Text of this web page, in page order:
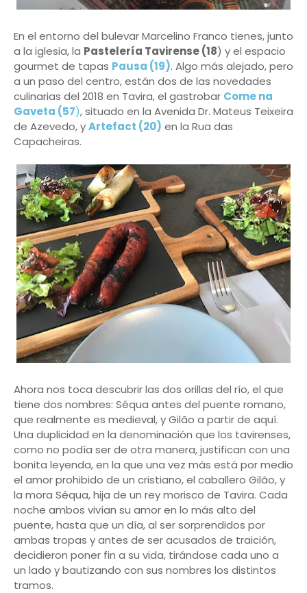
En el entorno del bulevar Marcelino Franco tienes, junto
a la iglesia, la Pastelería Tavirense (18) y el espacio
gourmet de tapas Pausa (19). Algo más alejado, pero
a un paso del centro, están dos de las novedades
culinarias del 2018 en Tavira, el gastrobar Come na
Gaveta (57), situado en la Avenida Dr. Mateus Teixeira
de Azevedo, yArtefact (20) en la Rua das
Capacheiras.
Ahora nos toca descubrir las dos orillas del río, el que
tiene dos nombres: Séqua antes del puente romano,
que realmente es medieval, y Gilão a partir de aquí.
Una duplicidad en la denominación que los tavirenses,
como no podía ser de otra manera, justifican con una
bonita leyenda, en la que una vez más está por medio
el amor prohibido de un cristiano, el caballero Gilão, y
la mora Séqua, hija de un rey morisco de Tavira. Cada
noche ambos vivían su amor en lo más alto del
puente, hasta que un día, al ser sorprendidos por
ambas tropas y antes de ser acusados de traición,
decidieron poner fin a su vida, tirándose cada uno a
un lado y bautizando con sus nombres los distintos
tramos.